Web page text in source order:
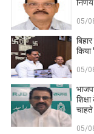
05/
05/
05/